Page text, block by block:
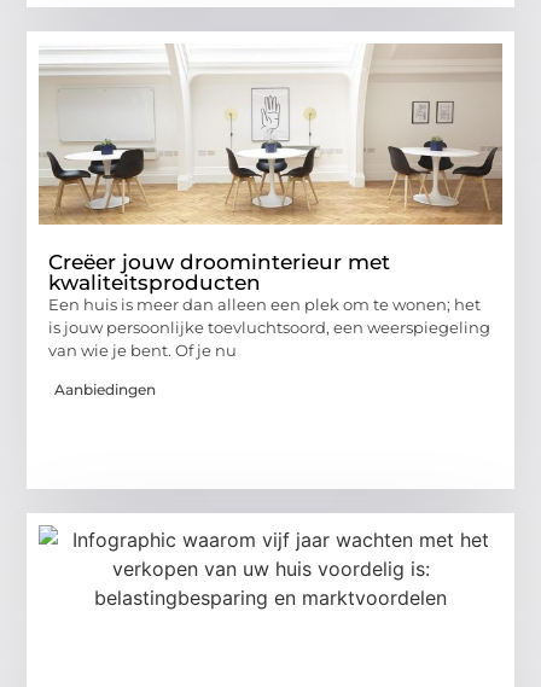
Creëer jouw droominterieur met
kwaliteitsproducten
Een huis is meer dan alleen een plek om te wonen; het
is jouw persoonlijke toevluchtsoord, een weerspiegeling
van wie je bent. Of je nu
Aanbiedingen